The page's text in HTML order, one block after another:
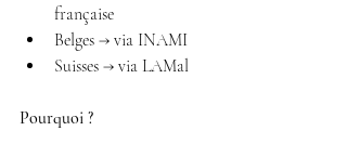
française
Belges → via INAMI
Suisses → via LAMal
Pourquoi ?